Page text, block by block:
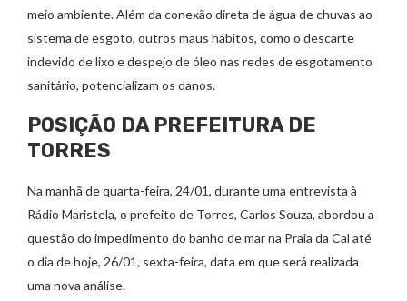
meio ambiente. Além da conexão direta de água de chuvas ao
sistema de esgoto, outros maus hábitos, como o descarte
indevido de lixo e despejo de óleo nas redes de esgotamento
sanitário, potencializam os danos.
POSIÇÃO DA PREFEITURA DE
TORRES
Na manhã de quarta-feira, 24/01, durante uma entrevista à
Rádio Maristela, o prefeito de Torres, Carlos Souza, abordou a
questão do impedimento do banho de mar na Praia da Cal até
o dia de hoje, 26/01, sexta-feira, data em que será realizada
uma nova análise.